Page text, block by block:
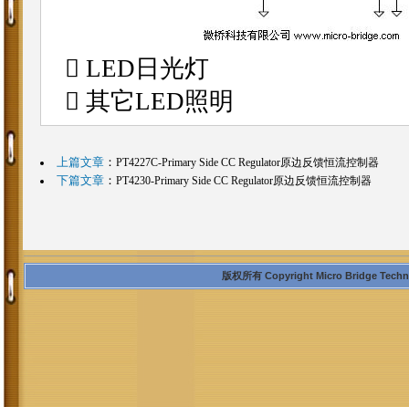
 LED日光灯
 其它LED照明
上篇文章： PT4227C-Primary Side CC Regulator原边反馈恒流控制器
下篇文章： PT4230-Primary Side CC Regulator原边反馈恒流控制器
版权所有 Copyright Micro Bridge